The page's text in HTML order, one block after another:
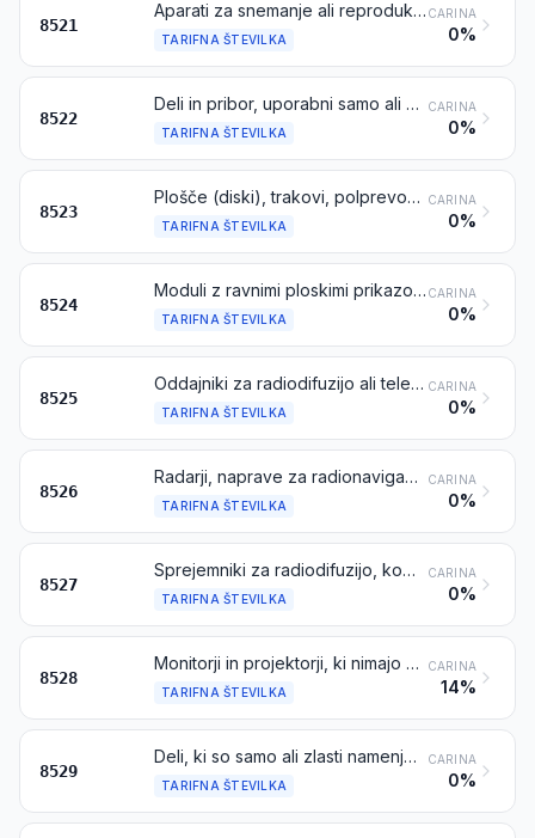
8521
Aparati za snemanje ali reprodukcijo slike, ki imajo vgrajen videotuner (TV – sprejemno enoto) ali ne
TARIFNA ŠTEVILKA
CARINA
0%
8522
Deli in pribor, uporabni samo ali zlasti z aparati iz tarifnih številk 8519 ali 8521
TARIFNA ŠTEVILKA
CARINA
0%
8523
Plošče (diski), trakovi, polprevodniški nosilci s trajnim pomnenjem, „pametne kartice“ in drugi nosilci za snemanje zvočnih ali drugih pojavov, posneti ali ne, vključno z matricami in galvanskimi odtisi za proizvodnjo plošč, razen izdelkov iz poglavja 37
TARIFNA ŠTEVILKA
CARINA
0%
8524
Moduli z ravnimi ploskimi prikazovalniki, z zasloni na dotik ali brez njih
TARIFNA ŠTEVILKA
CARINA
0%
8525
Oddajniki za radiodifuzijo ali televizijo, z vgrajenim sprejemnikom ali aparatom za snemanje ali reprodukcijo zvoka ali ne; televizijske kamere, digitalni fotoaparati in video snemalne kamere
TARIFNA ŠTEVILKA
CARINA
0%
8526
Radarji, naprave za radionavigacijo in aparati za radijsko daljinsko krmiljenje
TARIFNA ŠTEVILKA
CARINA
0%
8527
Sprejemniki za radiodifuzijo, kombinirani ali ne v istem ohišju z aparatom za snemanje ali reprodukcijo zvoka ali z uro
TARIFNA ŠTEVILKA
CARINA
0%
8528
Monitorji in projektorji, ki nimajo vgrajenega televizijskega sprejemnika; televizijski sprejemniki, kombinirani ali nekombinirani v istem ohišju z radijskimi sprejemniki ali aparati za snemanje ali reprodukcijo zvoka ali slike
TARIFNA ŠTEVILKA
CARINA
14%
8529
Deli, ki so samo ali zlasti namenjeni za uporabo z aparati iz tarifnih številk 8524 do 8528
TARIFNA ŠTEVILKA
CARINA
0%